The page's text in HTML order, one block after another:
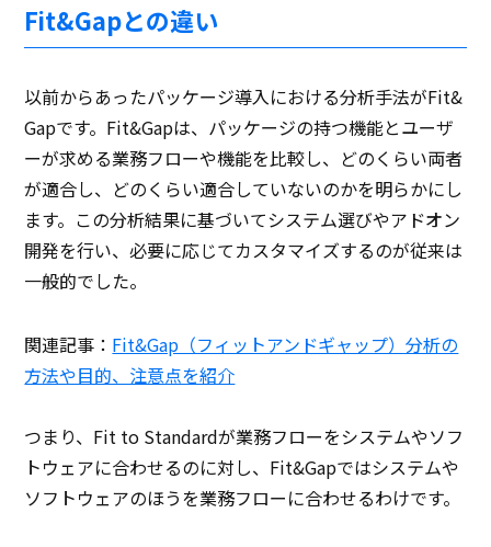
Fit&Gapとの違い
以前からあったパッケージ導入における分析手法がFit&
Gapです。Fit&Gapは、パッケージの持つ機能とユーザ
ーが求める業務フローや機能を比較し、どのくらい両者
が適合し、どのくらい適合していないのかを明らかにし
ます。この分析結果に基づいてシステム選びやアドオン
開発を行い、必要に応じてカスタマイズするのが従来は
一般的でした。
関連記事： Fit&Gap（フィットアンドギャップ）分析の
方法や目的、注意点を紹介
つまり、Fit to Standardが業務フローをシステムやソフ
トウェアに合わせるのに対し、Fit&Gapではシステムや
ソフトウェアのほうを業務フローに合わせるわけです。